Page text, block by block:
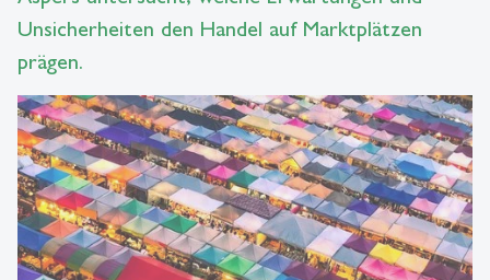
Unsicherheiten den Handel auf Marktplätzen
prägen.